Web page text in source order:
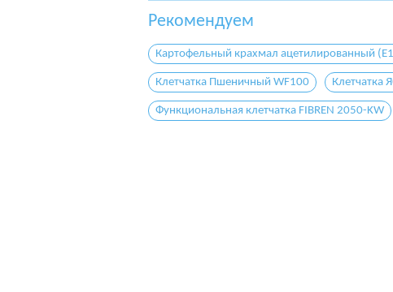
Рекомендуем
Картофельный крахмал ацетилированный
Клетчатка Пшеничный WF100 Клетчатка
Функциональная клетчатка FIBREN 2050-KW